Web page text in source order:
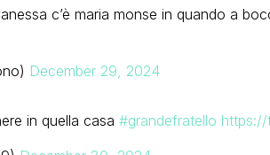
c’è maria monse in quando a
December 29, 2024
in quella casa #grandefratello